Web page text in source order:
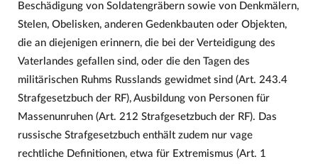
Beschädigung von Soldatengräbern sowie von Denkmälern,
Stelen, Obelisken, anderen Gedenkbauten oder Objekten,
die an diejenigen erinnern, die bei der Verteidigung des
Vaterlandes gefallen sind, oder die den Tagen des
militärischen Ruhms Russlands gewidmet sind (Art. 243.4
Strafgesetzbuch der RF), Ausbildung von Personen für
Massenunruhen (Art. 212 Strafgesetzbuch der RF). Das
russische Strafgesetzbuch enthält zudem nur vage
rechtliche Definitionen, etwa für Extremismus (Art. 1